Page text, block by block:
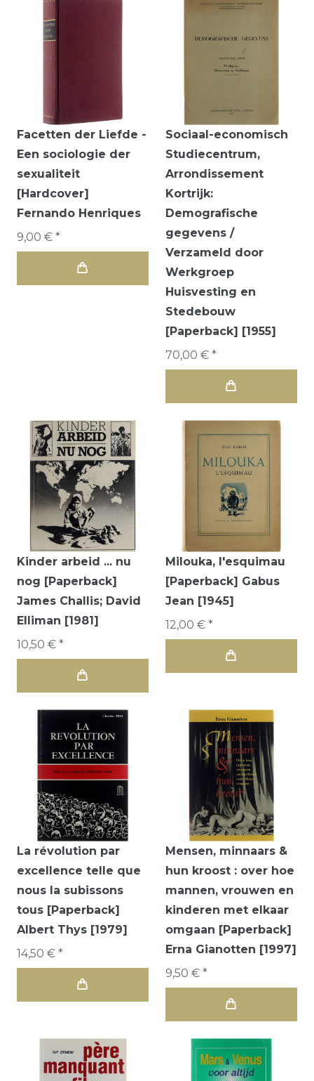
Facetten der Liefde -
Een sociologie der
sexualiteit
[Hardcover]
Fernando Henriques
9,00 € *
Sociaal-economisch
Studiecentrum,
Arrondissement
Kortrijk:
Demografische
gegevens /
Verzameld door
Werkgroep
Huisvesting en
Stedebouw
[Paperback] [1955]
70,00 € *
Kinder arbeid ... nu
nog [Paperback]
James Challis; David
Elliman [1981]
10,50 € *
Milouka, l'esquimau
[Paperback] Gabus
Jean [1945]
12,00 € *
La révolution par
excellence telle que
nous la subissons
tous [Paperback]
Albert Thys [1979]
14,50 € *
Mensen, minnaars &
hun kroost : over hoe
mannen, vrouwen en
kinderen met elkaar
omgaan [Paperback]
Erna Gianotten [1997]
9,50 € *